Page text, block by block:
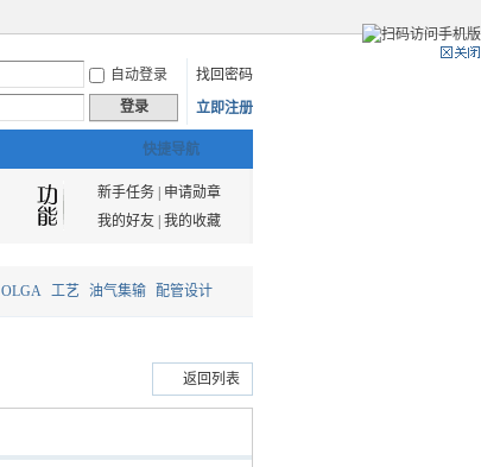
自动登录
找回密码
登录 立即注册
快捷导航
新手任务|
申请勋章
我的好友| 我的收藏
OLGA 工艺 油气集输 配管设计
返回列表